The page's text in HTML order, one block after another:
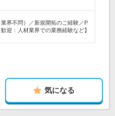
業界不問）／新規開拓のご経験／P
迎：人材業界での業務経験など】
気になる